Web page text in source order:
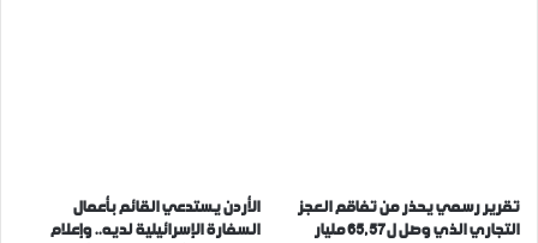
تقرير رسمي يحذر من تفاقم العجز
التجاري الذي وصل ل65,57 مليار
الأردن يستدعي القائم بأعمال
السفارة الإسرائيلية لديه.. وإعلام